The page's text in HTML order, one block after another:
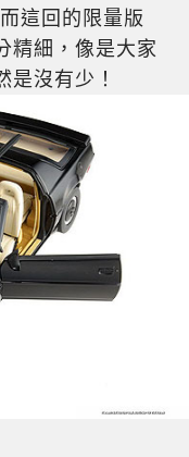
這回的限量版
精細，像是大家
是沒有少！